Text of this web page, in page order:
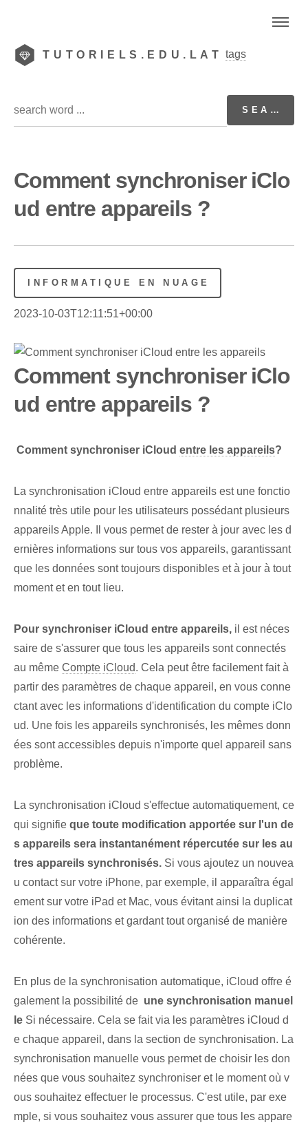
TUTORIELS.EDU.LAT tags
Comment synchroniser iClo
ud entre appareils ?
INFORMATIQUE EN NUAGE
2023-10-03T12:11:51+00:00
Comment synchroniser iClo
ud entre appareils ?
Comment synchroniser iCloud entre les appareils?
La synchronisation iCloud entre appareils est une fonctio
nnalité très utile pour les utilisateurs possédant plusieurs
appareils Apple. Il vous permet de rester ‌à jour⁤ avec ⁤les d
ernières⁤ informations sur‌ tous vos appareils, garantissant
que les données sont toujours disponibles et à jour à tout
moment et en tout lieu.
Pour synchroniser iCloud ⁢entre appareils, il est néces
saire de ⁢s'assurer⁣ que tous les ‍appareils sont connectés
au même‌ Compte iCloud. Cela peut être facilement fait à
partir des paramètres de chaque appareil, en vous conne
ctant avec les informations d'identification du compte iClo
ud. Une fois les appareils synchronisés, les mêmes donn
ées sont accessibles depuis n'importe quel appareil sans
problème.
La synchronisation iCloud s'effectue automatiquement, ce
qui signifie que toute modification apportée sur l'un de
s appareils sera instantanément répercutée sur les au
tres appareils synchronisés. Si vous ajoutez un nouvea
u contact sur votre iPhone, par exemple, il apparaîtra égal
ement sur votre iPad et Mac, vous évitant ainsi la duplicat
ion des informations et gardant tout organisé de manière
cohérente.
En plus de la synchronisation automatique, iCloud offre é
galement la possibilité de ⁣ une synchronisation manuel
le Si nécessaire. Cela se fait via les paramètres iCloud d
e chaque appareil, dans la section de synchronisation. La
synchronisation manuelle vous permet de choisir les don
nées que vous souhaitez synchroniser et le moment où v
ous souhaitez effectuer le processus. C'est utile, par exe
mple, si vous souhaitez vous assurer que tous les appare